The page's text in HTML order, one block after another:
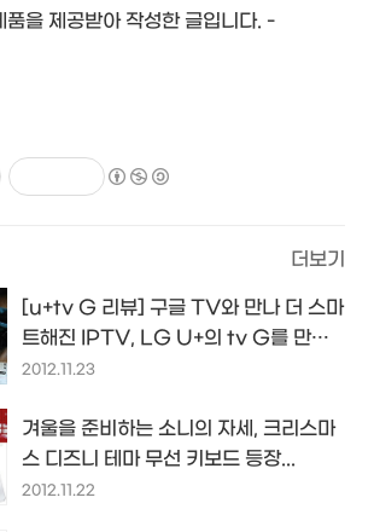
품을 제공받아 작성한 글입니다. -
더보기
[u+tv G 리뷰] 구글 TV와 만나 더 스마
트해진 IPTV, LG U+의 tv G를 만나
다...
2012.11.23
겨울을 준비하는 소니의 자세, 크리스마
스 디즈니 테마 무선 키보드 등장...
2012.11.22